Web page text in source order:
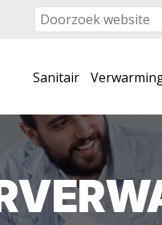
Sanitair